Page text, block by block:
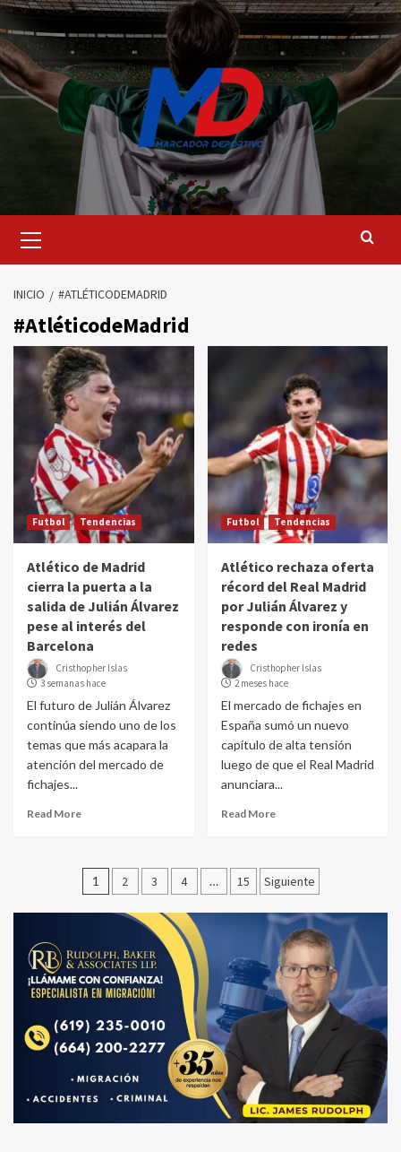
Saltar
al
contenido
principal
INICIO #ATLÉTICODEMADRID
#AtléticodeMadrid
Futbol Tendencias
Atlético de Madrid
cierra la puerta a la
salida de Julián Álvarez
pese al interés del
Barcelona
Cristhopher Islas
3 semanas hace
El futuro de Julián Álvarez
continúa siendo uno de los
temas que más acapara la
atención del mercado de
fichajes...
Read More
Futbol Tendencias
Atlético rechaza oferta
récord del Real Madrid
por Julián Álvarez y
responde con ironía en
redes
Cristhopher Islas
2 meses hace
El mercado de fichajes en
España sumó un nuevo
capítulo de alta tensión
luego de que el Real Madrid
anunciara...
Read More
Paginación
de
entradas
1 2 3 4 … 15 Siguiente